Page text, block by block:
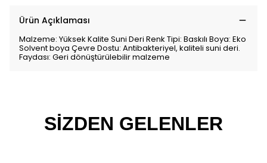
Ürün Açıklaması
Malzeme: Yüksek Kalite Suni Deri Renk Tipi: Baskılı Boya: Eko
Solvent boya Çevre Dostu: Antibakteriyel, kaliteli suni deri.
Faydası: Geri dönüştürülebilir malzeme
SİZDEN GELENLER